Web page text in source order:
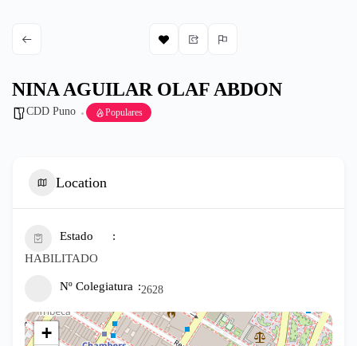
NINA AGUILAR OLAF ABDON
CDD Puno Populares
Location
Estado
HABILITADO
Nº Colegiatura 2628
+